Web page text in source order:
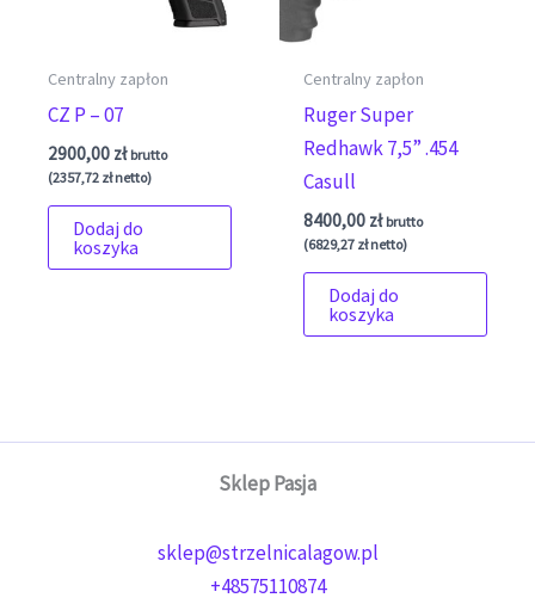
Centralny zapłon
CZ P – 07
2900,00 zł brutto
(2357,72 złnetto)
Dodaj do
koszyka
Centralny zapłon
Ruger Super
Redhawk 7,5” .454
Casull
8400,00 zł brutto
(6829,27 złnetto)
Dodaj do
koszyka
Sklep Pasja
sklep@strzelnicalagow.pl
+48575110874